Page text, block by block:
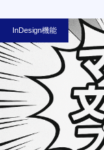
InDesign機能